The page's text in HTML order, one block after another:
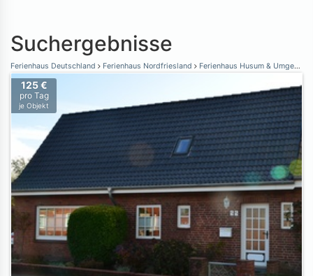
Suchergebnisse
Ferienhaus Deutschland Ferienhaus Nordfriesland Ferienhaus Husum & Umgebung
125 €
pro Tag
je Objekt